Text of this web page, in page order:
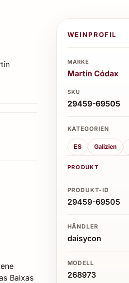
Baixas
WEINPROFIL
MARKE
Martín Códax
SKU
29459-69505
KATEGORIEN
ES Galizien
PRODUKT
PRODUKT-ID
29459-69505
HÄNDLER
daisycon
MODELL
268973